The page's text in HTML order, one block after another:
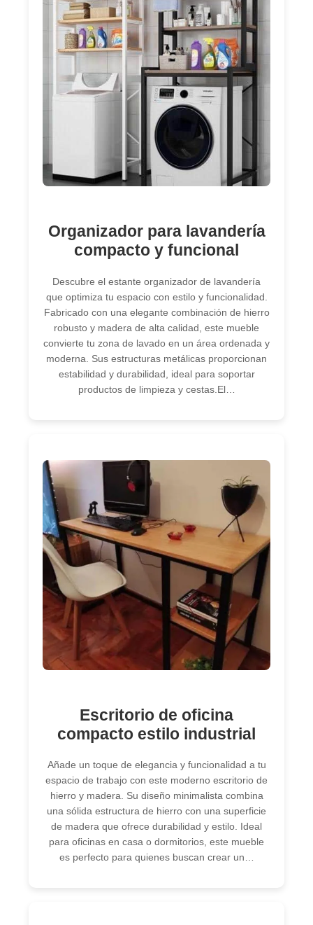
Organizador para lavandería
compacto y funcional
Descubre el estante organizador de lavandería
que optimiza tu espacio con estilo y funcionalidad.
Fabricado con una elegante combinación de hierro
robusto y madera de alta calidad, este mueble
convierte tu zona de lavado en un área ordenada y
moderna. Sus estructuras metálicas proporcionan
estabilidad y durabilidad, ideal para soportar
productos de limpieza y cestas.El…
Escritorio de oficina
compacto estilo industrial
Añade un toque de elegancia y funcionalidad a tu
espacio de trabajo con este moderno escritorio de
hierro y madera. Su diseño minimalista combina
una sólida estructura de hierro con una superficie
de madera que ofrece durabilidad y estilo. Ideal
para oficinas en casa o dormitorios, este mueble
es perfecto para quienes buscan crear un…